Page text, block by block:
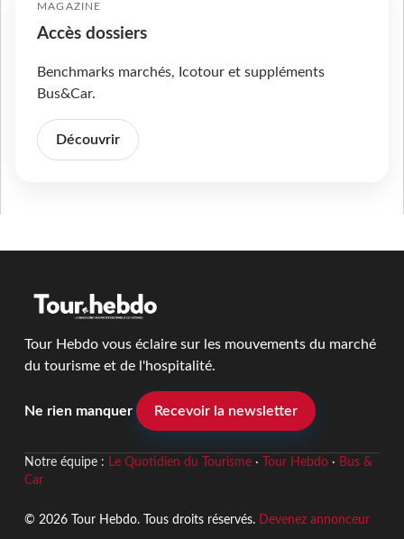
MAGAZINE
Accès dossiers
Benchmarks marchés, Icotour et suppléments
Bus&Car.
Découvrir
Tour Hebdo vous éclaire sur les mouvements du marché
du tourisme et de l'hospitalité.
Ne rien manquer Recevoir la newsletter
Notre équipe : Le Quotidien du Tourisme· Tour Hebdo· Bus &
Car
© 2026 Tour Hebdo. Tous droits réservés. Devenez annonceur